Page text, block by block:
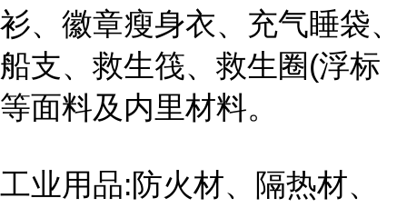
衫、徽章瘦身衣、充气睡袋、
船支、救生筏、救生圈(浮标
等面料及内里材料。
工业用品:防火材、隔热材、